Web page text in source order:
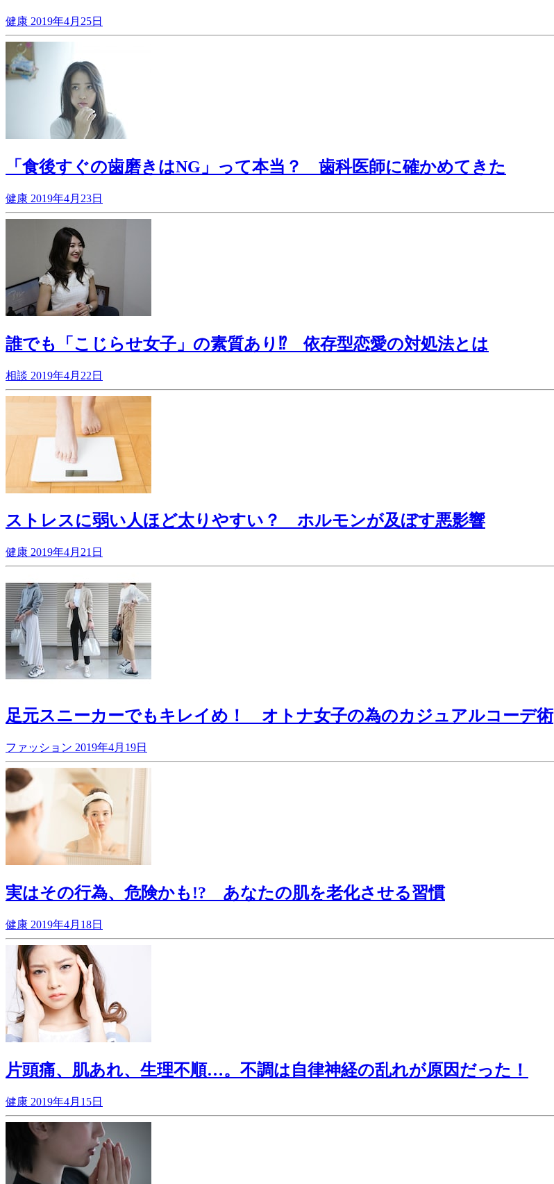
健康 2019年4月25日
「食後すぐの歯磨きはNG」って本当？ 歯科医師に確かめてきた
健康 2019年4月23日
誰でも「こじらせ女子」の素質あり⁉ 依存型恋愛の対処法とは
相談 2019年4月22日
ストレスに弱い人ほど太りやすい？ ホルモンが及ぼす悪影響
健康 2019年4月21日
足元スニーカーでもキレイめ！ オトナ女子の為のカジュアルコーデ術
ファッション 2019年4月19日
実はその行為、危険かも!? あなたの肌を老化させる習慣
健康 2019年4月18日
片頭痛、肌あれ、生理不順…。不調は自律神経の乱れが原因だった！
健康 2019年4月15日